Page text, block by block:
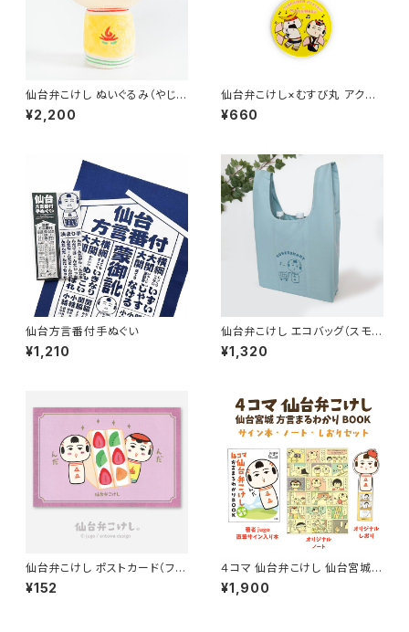
仙台弁こけし ぬいぐるみ（やじろ
うちゃん）
¥2,200
仙台弁こけし×むすび丸 アクリ
ルキーホルダー（イエロー）
¥660
仙台方言番付手ぬぐい
¥1,210
仙台弁こけし エコバッグ（スモー
キーブルー）
¥1,320
仙台弁こけし ポストカード（フル
ーツサンド）
¥152
４コマ 仙台弁こけし 仙台宮城
方言まるわかりBOOK【サイン
本・ノート・しおりセット】
¥1,900